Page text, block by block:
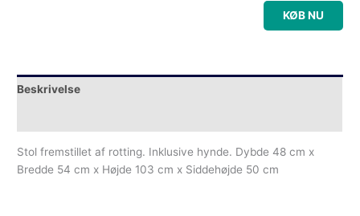
KØB NU
Beskrivelse
Stol fremstillet af rotting. Inklusive hynde. Dybde 48 cm x
Bredde 54 cm x Højde 103 cm x Siddehøjde 50 cm